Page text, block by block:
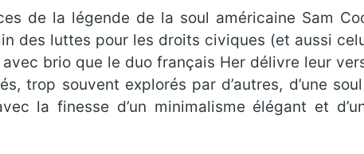
de la légende de la soul américaine Sam
des luttes pour les droits civiques (et aussi
brio que le duo français Her délivre leur
trop souvent explorés par d’autres, d’une
la finesse d’un minimalisme élégant et